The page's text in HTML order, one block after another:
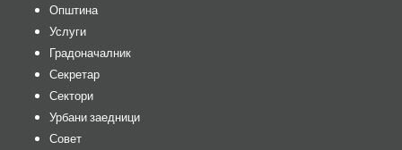
Општина
Услуги
Градоначалник
Секретар
Сектори
Урбани заедници
Совет